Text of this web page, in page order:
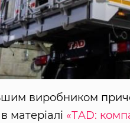
виробником
матеріалі «ТAD: